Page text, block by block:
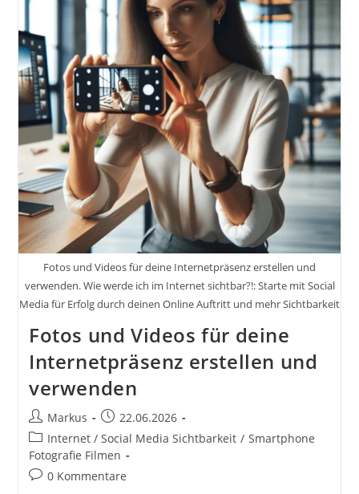
Likes,
Shares
Kommentare
Fördern.
Wie
Werde
Ich
Im
Internet
Sichtbar?!
Fotos und Videos für deine Internetpräsenz erstellen und
verwenden. Wie werde ich im Internet sichtbar?!: Starte mit Social
Media für Erfolg durch deinen Online Auftritt und mehr Sichtbarkeit
Fotos und Videos für deine
Internetpräsenz erstellen und
verwenden
Beitrags-
Autor:
Markus
Beitrag
veröffentlicht:
22.06.2026
Beitrags-
Kategorie:
Internet / Social Media Sichtbarkeit / Smartphone
Fotografie Filmen
Beitrags-
0 Kommentare